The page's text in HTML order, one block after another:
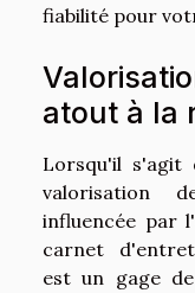
fiabilité pour
atout à la
Lorsqu'il s'agit
valorisation
influencée par
carnet
est un gage